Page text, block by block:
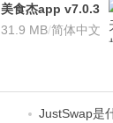
美食杰app v7.0.3
安卓版
31.9 MB/简体中文
JustSwap是